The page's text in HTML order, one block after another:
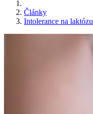
Články
Intolerance na laktózu